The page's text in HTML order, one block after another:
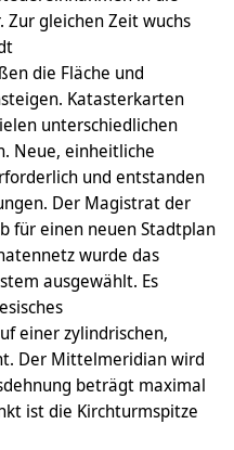
gleichen Zeit wuchs
die Fläche und
Katasterkarten
unterschiedlichen
Neue, einheitliche
und entstanden
Der Magistrat der
für einen neuen Stadtplan
wurde das
ausgewählt. Es
einer zylindrischen,
Der Mittelmeridian wird
beträgt maximal
ist die Kirchturmspitze